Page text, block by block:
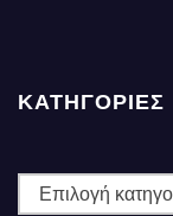
ΚΑΤΗΓΟΡΙΕΣ
ΚΑΤΗΓΟΡΙΕΣ